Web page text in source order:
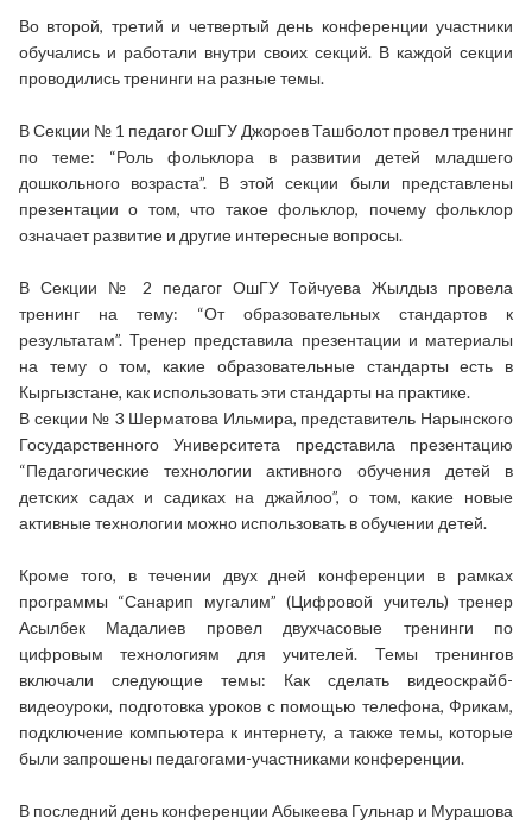
Во второй, третий и четвертый день конференции участники
обучались и работали внутри своих секций. В каждой секции
проводились тренинги на разные темы.
В Секции № 1 педагог ОшГУ Джороев Ташболот провел тренинг
по теме: “Роль фольклора в развитии детей младшего
дошкольного возраста”. В этой секции были представлены
презентации о том, что такое фольклор, почему фольклор
означает развитие и другие интересные вопросы.
В Секции № 2 педагог ОшГУ Тойчуева Жылдыз провела
тренинг на тему: “От образовательных стандартов к
результатам”. Тренер представила презентации и материалы
на тему о том, какие образовательные стандарты есть в
Кыргызстане, как использовать эти стандарты на практике.
В секции № 3 Шерматова Ильмира, представитель Нарынского
Государственного Университета представила презентацию
“Педагогические технологии активного обучения детей в
детских садах и садиках на джайлоо”, о том, какие новые
активные технологии можно использовать в обучении детей.
Кроме того, в течении двух дней конференции в рамках
программы “Санарип мугалим” (Цифровой учитель) тренер
Асылбек Мадалиев провел двухчасовые тренинги по
цифровым технологиям для учителей. Темы тренингов
включали следующие темы: Как сделать видеоскрайб-
видеоуроки, подготовка уроков с помощью телефона, Фрикам,
подключение компьютера к интернету, а также темы, которые
были запрошены педагогами-участниками конференции.
В последний день конференции Абыкеева Гульнар и Мурашова